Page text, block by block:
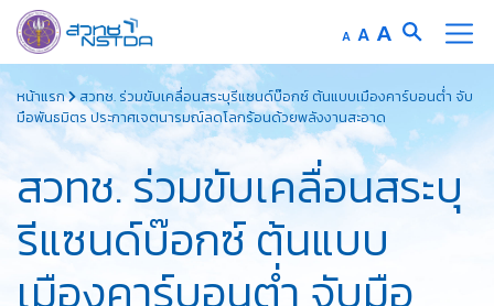
to
content
A Decrease
font
size.
AReset
font
size.
A Increase
font
size.
หน้าแรก
สวทช. ร่วมขับเคลื่อนสระบุรีแซนด์บ๊อกซ์ ต้นแบบเมืองคาร์บอนต่ำ จับ
มือพันธมิตร ประกาศเจตนารมณ์ลดโลกร้อนด้วยพลังงานสะอาด
สวทช. ร่วมขับเคลื่อนสระบุ
รีแซนด์บ๊อกซ์ ต้นแบบ
เมืองคาร์บอนต่ำ จับมือ